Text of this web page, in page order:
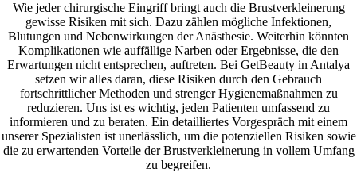
Wie jeder chirurgische Eingriff bringt auch die Brustverkleinerung
gewisse Risiken mit sich. Dazu zählen mögliche Infektionen,
Blutungen und Nebenwirkungen der Anästhesie. Weiterhin könnten
Komplikationen wie auffällige Narben oder Ergebnisse, die den
Erwartungen nicht entsprechen, auftreten. Bei GetBeauty in Antalya
setzen wir alles daran, diese Risiken durch den Gebrauch
fortschrittlicher Methoden und strenger Hygienemaßnahmen zu
reduzieren. Uns ist es wichtig, jeden Patienten umfassend zu
informieren und zu beraten. Ein detailliertes Vorgespräch mit einem
unserer Spezialisten ist unerlässlich, um die potenziellen Risiken sowie
die zu erwartenden Vorteile der Brustverkleinerung in vollem Umfang
zu begreifen.